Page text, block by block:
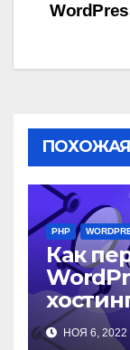
PHP
Как
НОЯ 6, 2022